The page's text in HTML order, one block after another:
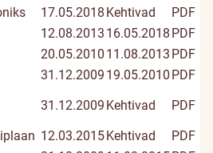
17.05.2018 Kehtivad
PDF
12.08.2013 16.05.2018 PDF
20.05.2010 11.08.2013 PDF
31.12.2009 19.05.2010 PDF
31.12.2009 Kehtivad
PDF
12.03.2015Kehtivad
PDF